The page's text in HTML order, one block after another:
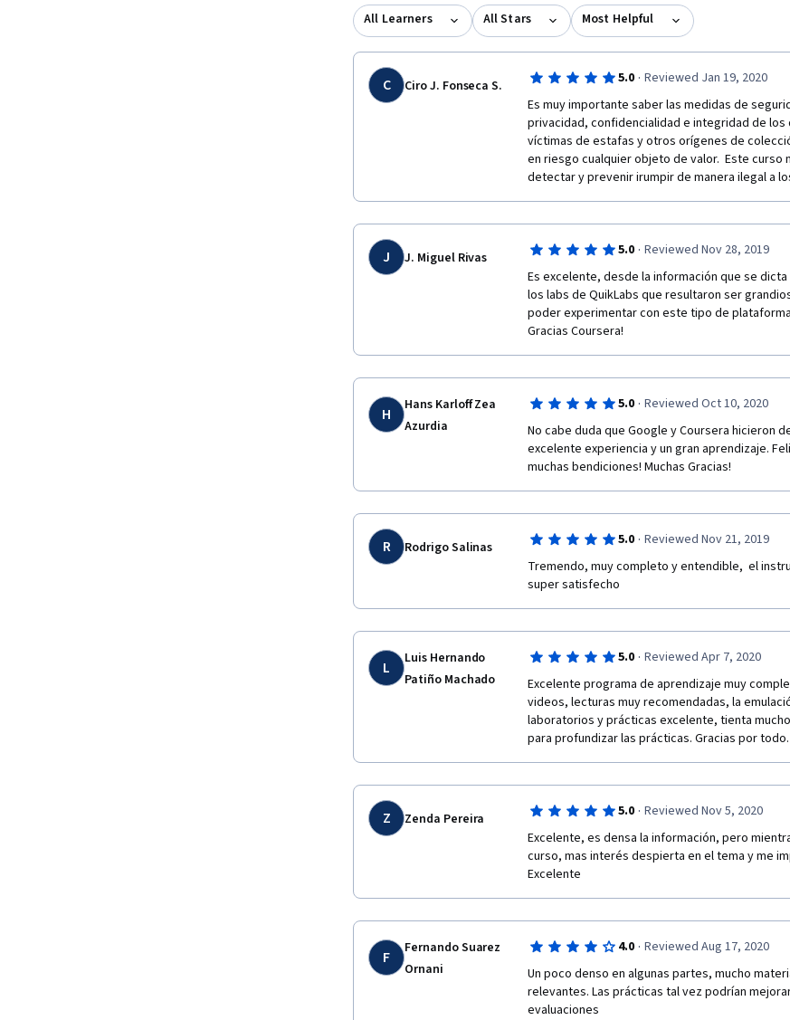
All Learners All Stars Most Helpful
C Ciro J. Fonseca S. 5.0 · Reviewed Jan 19, 2020
Es muy importante saber las medidas de
privacidad, confidencialidad e integridad de
víctimas de estafas y otros orígenes de
en riesgo cualquier objeto de valor.  Este curso
detectar y prevenir irumpir de manera ilegal a
J J. Miguel Rivas 5.0 · Reviewed Nov 28, 2019
Es excelente, desde la información que se
los labs de QuikLabs que resultaron ser
poder experimentar con este tipo de
Gracias Coursera!
H
Hans Karloff Zea
Azurdia
5.0 · Reviewed Oct 10, 2020
No cabe duda que Google y Coursera hicieron
excelente experiencia y un gran aprendizaje.
muchas bendiciones! Muchas Gracias!
R Rodrigo Salinas 5.0 · Reviewed Nov 21, 2019
Tremendo, muy completo y entendible,  el
super satisfecho
L
Luis Hernando
Patiño Machado
5.0 · Reviewed Apr 7, 2020
Excelente programa de aprendizaje muy
videos, lecturas muy recomendadas, la
laboratorios y prácticas excelente, tienta
para profundizar las prácticas. Gracias por todo.
Z Zenda Pereira 5.0 · Reviewed Nov 5, 2020
Excelente, es densa la información, pero
curso, mas interés despierta en el tema y me
Excelente
F
Fernando Suarez
Ornani
4.0 · Reviewed Aug 17, 2020
Un poco denso en algunas partes, mucho
relevantes. Las prácticas tal vez podrían
evaluaciones